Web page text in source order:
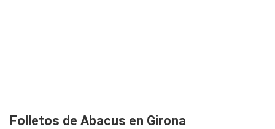
Folletos de Abacus en Girona